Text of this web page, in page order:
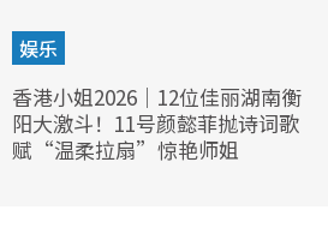
娱乐
香港小姐2026｜12位佳丽湖南衡
阳大激斗！11号颜懿菲抛诗词歌
赋“温柔拉扇”惊艳师姐